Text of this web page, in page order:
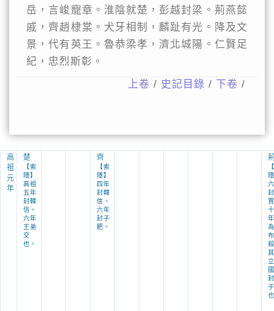
岳，言峻寵章。淮陰就楚，彭越封梁。荊燕懿
戚，齊趙棣棠。犬牙相制，麟趾有光。降及文
景，代有英王。魯恭梁孝，濟北城陽。仁賢足
紀，忠烈斯彰。
上卷 / 史記目錄 / 下卷 /
高
祖
元
年
楚
【索
隱】
高祖
五年
封韓
信。
六年
王弟
交
也。
齊
【索
隱】
四年
封韓
信。
六年
封子
肥。